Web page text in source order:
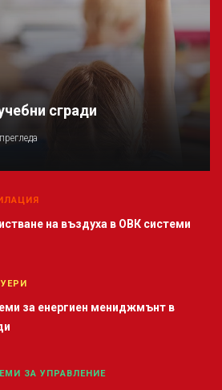
сгради
на въздуха в ОВК системи
за енергиен мениджмънт в
ЗА УПРАВЛЕНИЕ